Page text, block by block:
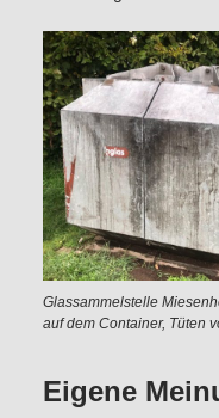
Glassammelstelle
auf dem Container, Tüten
Eigene